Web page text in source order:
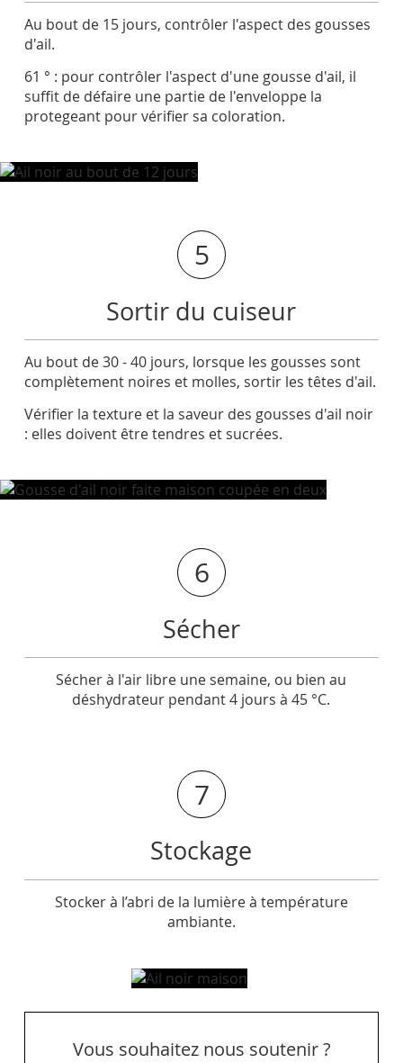
Au bout de 15 jours, contrôler l'aspect des gousses
d'ail.
61 ° : pour contrôler l'aspect d'une gousse d'ail, il
suffit de défaire une partie de l'enveloppe la
protegeant pour vérifier sa coloration.
5
Sortir du cuiseur
Au bout de 30 - 40 jours, lorsque les gousses sont
complètement noires et molles, sortir les têtes d'ail.
Vérifier la texture et la saveur des gousses d'ail noir
: elles doivent être tendres et sucrées.
6
Sécher
Sécher à l'air libre une semaine, ou bien au
déshydrateur pendant 4 jours à 45 °C.
7
Stockage
Stocker à l’abri de la lumière à température
ambiante.
Vous souhaitez nous soutenir ?